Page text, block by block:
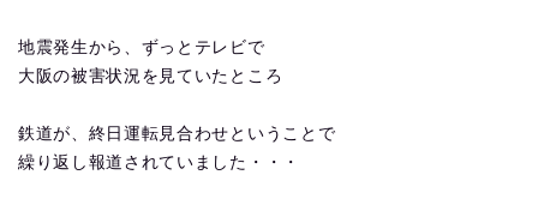
地震発生から、ずっとテレビで
大阪の被害状況を見ていたところ
鉄道が、終日運転見合わせということで
繰り返し報道されていました・・・